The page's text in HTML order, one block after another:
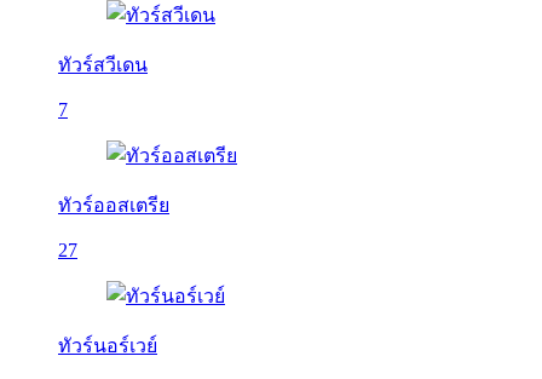
ทัวร์สวีเดน
7
ทัวร์ออสเตรีย
27
ทัวร์นอร์เวย์